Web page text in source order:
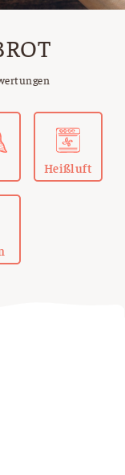
Heißluft